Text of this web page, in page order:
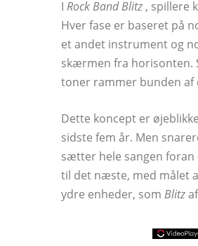
I Rock Band Blitz , spillere
Hver fase er baseret på
et andet instrument og
skærmen fra horisonten.
toner rammer bunden af
Dette koncept er
sidste fem år. Men
sætter hele sangen
til det næste, med målet
ydre enheder, som Blitz